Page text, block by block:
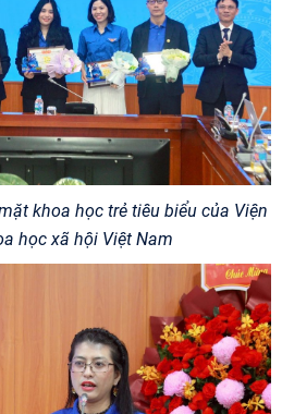
khoa học trẻ tiêu biểu của Viện
học xã hội Việt Nam